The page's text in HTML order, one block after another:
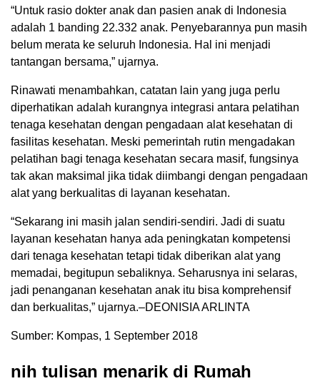
“Untuk rasio dokter anak dan pasien anak di Indonesia
adalah 1 banding 22.332 anak. Penyebarannya pun masih
belum merata ke seluruh Indonesia. Hal ini menjadi
tantangan bersama,” ujarnya.
Rinawati menambahkan, catatan lain yang juga perlu
diperhatikan adalah kurangnya integrasi antara pelatihan
tenaga kesehatan dengan pengadaan alat kesehatan di
fasilitas kesehatan. Meski pemerintah rutin mengadakan
pelatihan bagi tenaga kesehatan secara masif, fungsinya
tak akan maksimal jika tidak diimbangi dengan pengadaan
alat yang berkualitas di layanan kesehatan.
“Sekarang ini masih jalan sendiri-sendiri. Jadi di suatu
layanan kesehatan hanya ada peningkatan kompetensi
dari tenaga kesehatan tetapi tidak diberikan alat yang
memadai, begitupun sebaliknya. Seharusnya ini selaras,
jadi penanganan kesehatan anak itu bisa komprehensif
dan berkualitas,” ujarnya.–DEONISIA ARLINTA
Sumber: Kompas, 1 September 2018
nih tulisan menarik di Rumah